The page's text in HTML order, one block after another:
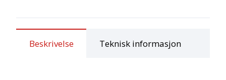
Beskrivelse Teknisk informasjon